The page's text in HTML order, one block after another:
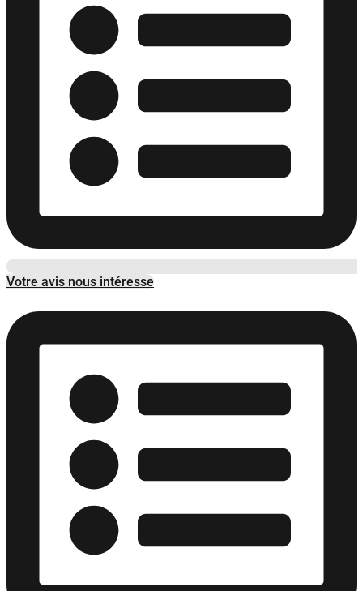
Votre avis nous intéresse